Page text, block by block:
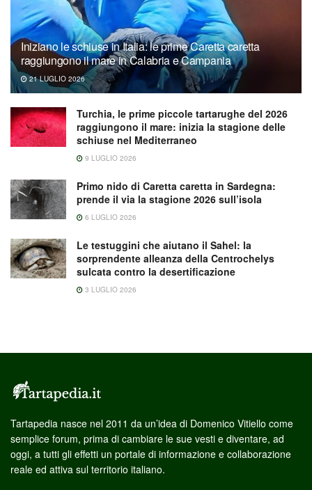
Iniziano le schiuse in Italia: le prime Caretta caretta
raggiungono il mare in Calabria e Campania
21 LUGLIO 2026
Turchia, le prime piccole tartarughe del 2026
raggiungono il mare: inizia la stagione delle
schiuse nel Mediterraneo
9 LUGLIO 2026
Primo nido di Caretta caretta in Sardegna:
prende il via la stagione 2026 sull’isola
6 LUGLIO 2026
Le testuggini che aiutano il Sahel: la
sorprendente alleanza della Centrochelys
sulcata contro la desertificazione
3 LUGLIO 2026
Tartapedia nasce nel 2011 da un’idea di Domenico Vitiello come
semplice forum, prima di cambiare le sue vesti e diventare, ad
oggi, a tutti gli effetti un portale di informazione e collaborazione
reale ed attiva sul territorio italiano.